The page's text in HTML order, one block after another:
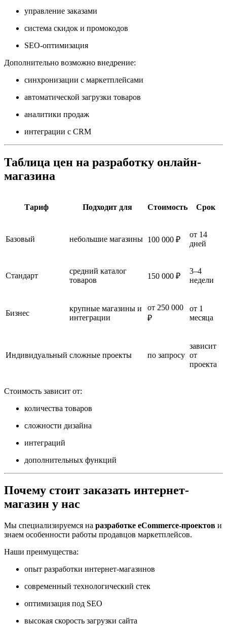
управление заказами
система скидок и промокодов
SEO-оптимизация
Дополнительно возможно внедрение:
синхронизации с маркетплейсами
автоматической загрузки товаров
аналитики продаж
интеграции с CRM
Таблица цен на разработку онлайн-
магазина
Тариф Подходит для Стоимость Срок
Базовый небольшие магазины 100 000 ₽
от 14
дней
Стандарт
средний каталог
товаров
150 000 ₽
3–4
недели
Бизнес
крупные магазины и
интеграции
от 250 000
₽
от 1
месяца
Индивидуальный сложные проекты по запросу
зависит
от
проекта
Стоимость зависит от:
количества товаров
сложности дизайна
интеграций
дополнительных функций
Почему стоит заказать интернет-
магазин у нас
Мы специализируемся на разработке eCommerce-проектов и
знаем особенности работы продавцов маркетплейсов.
Наши преимущества:
опыт разработки интернет-магазинов
современный технологический стек
оптимизация под SEO
высокая скорость загрузки сайта